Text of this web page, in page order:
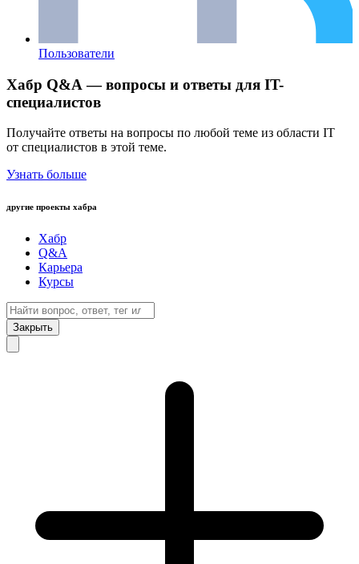
Пользователи
Хабр Q&A — вопросы и ответы для IT-
специалистов
Получайте ответы на вопросы по любой теме из области IT
от специалистов в этой теме.
Узнать больше
другие проекты хабра
Хабр
Q&A
Карьера
Курсы
Закрыть